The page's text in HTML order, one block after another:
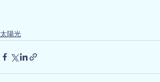
太陽光